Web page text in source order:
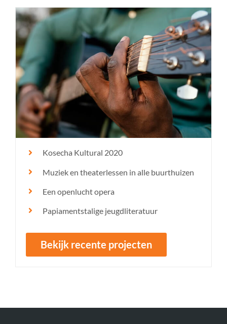
Kosecha Kultural 2020
Muziek en theaterlessen in alle buurthuizen
Een openlucht opera
Papiamentstalige jeugdliteratuur
Bekijk recente projecten